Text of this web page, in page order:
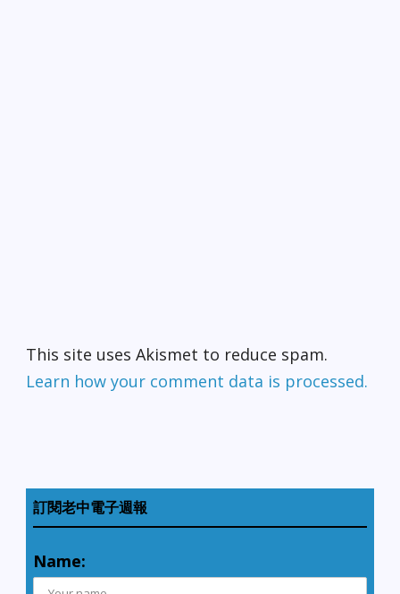
This site uses Akismet to reduce spam.
Learn how your comment data is processed.
訂閱老中電子週報
Name: